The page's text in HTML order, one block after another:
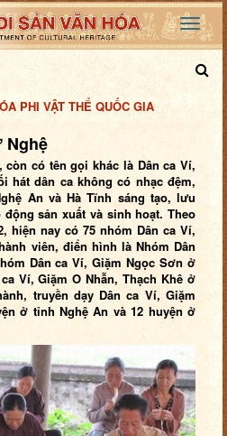
PHI VẬT THỂ QUỐC GIA
Nghệ
còn có tên gọi khác là Dân ca Ví,
hát dân ca không có nhạc đệm,
An và Hà Tĩnh sáng tạo, lưu
sản xuất và sinh hoạt. Theo
hiện nay có 75 nhóm Dân ca Ví,
viên, điển hình là Nhóm Dân
Dân ca Ví, Giặm Ngọc Sơn ở
Ví, Giặm O Nhẫn, Thạch Khê ở
truyền dạy Dân ca Ví, Giặm
ở tỉnh Nghệ An và 12 huyện ở